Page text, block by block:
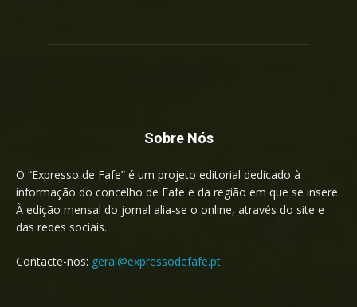
Sobre Nós
O “Expresso de Fafe” é um projeto editorial dedicado à
informação do concelho de Fafe e da região em que se insere.
À edição mensal do jornal alia-se o online, através do site e
das redes sociais.
Contacte-nos: geral@expressodefafe.pt